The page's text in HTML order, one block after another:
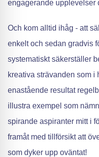
engagerande upplevelser
Och kom alltid ihåg - att
enkelt och sedan gradvis
systematiskt säkerställer
kreativa strävanden som i
enastående resultat
illustra exempel som
spirande aspiranter mitt i
framåt med tillförsikt att
som dyker upp oväntat!